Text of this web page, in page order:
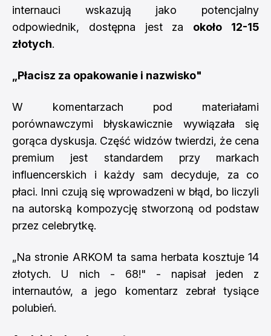
internauci wskazują jako potencjalny
odpowiednik, dostępna jest za około 12-15
złotych.
„Płacisz za opakowanie i nazwisko"
W komentarzach pod materiałami
porównawczymi błyskawicznie wywiązała się
gorąca dyskusja. Część widzów twierdzi, że cena
premium jest standardem przy markach
influencerskich i każdy sam decyduje, za co
płaci. Inni czują się wprowadzeni w błąd, bo liczyli
na autorską kompozycję stworzoną od podstaw
przez celebrytkę.
„Na stronie ARKOM ta sama herbata kosztuje 14
złotych. U nich - 68!" - napisał jeden z
internautów, a jego komentarz zebrał tysiące
polubień.